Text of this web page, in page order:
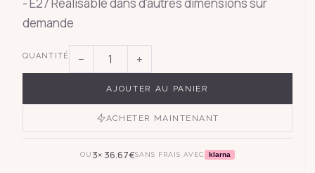
demande
QUANTITÉ − +
AJOUTER AU PANIER
ACHETER MAINTENANT
OU 3× 36.67€SANS FRAIS AVEC klarna